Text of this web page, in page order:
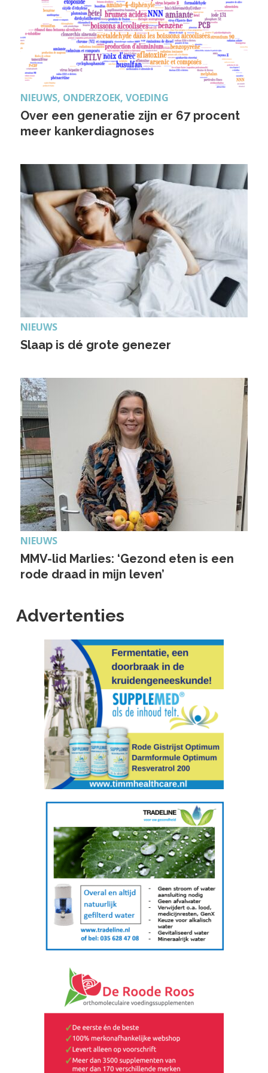
NIEUWS, ONDERZOEK, VOEDING
Over een generatie zijn er 67 procent
meer kankerdiagnoses
NIEUWS
Slaap is dé grote genezer
NIEUWS
MMV-lid Marlies: ‘Gezond eten is een
rode draad in mijn leven’
Advertenties